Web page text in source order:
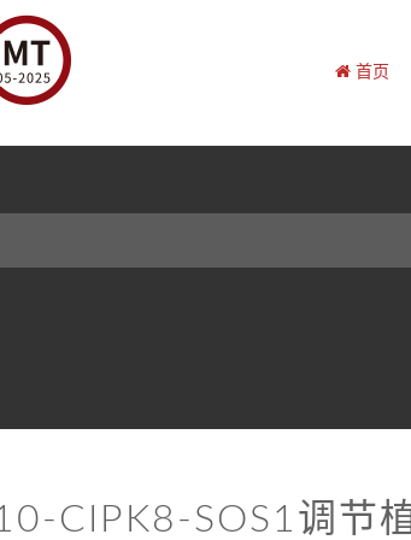
首页
CIPK8-SOS1调节